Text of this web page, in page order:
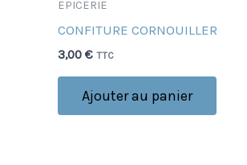
EPICERIE
CONFITURE CORNOUILLER
3,00 € TTC
Ajouter au panier